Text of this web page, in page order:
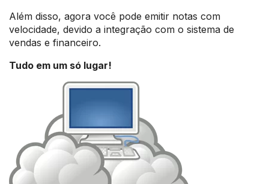
Além disso, agora você pode emitir notas com
velocidade, devido a integração com o sistema de
vendas e financeiro.
Tudo em um só lugar!